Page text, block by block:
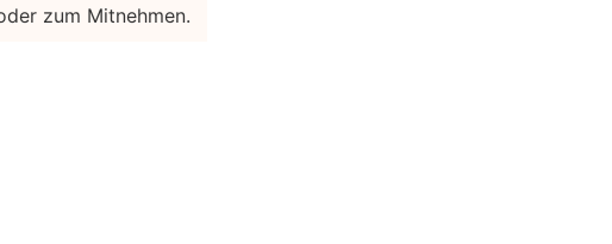
zum Mitnehmen.